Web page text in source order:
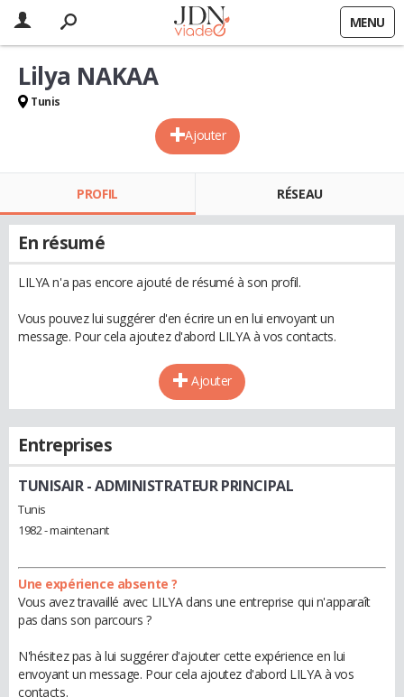
MENU
Ajouter
Lilya NAKAA
Tunis
PROFIL RÉSEAU
En résumé
LILYA n'a pas encore ajouté de résumé à son profil.
Vous pouvez lui suggérer d'en écrire un en lui envoyant un
message. Pour cela ajoutez d'abord LILYA à vos contacts.
Ajouter
Entreprises
TUNISAIR- ADMINISTRATEUR PRINCIPAL
Tunis
1982 - maintenant
Une expérience absente ?
Vous avez travaillé avec LILYA dans une entreprise qui n'apparaît
pas dans son parcours ?
N'hésitez pas à lui suggérer d'ajouter cette expérience en lui
envoyant un message. Pour cela ajoutez d'abord LILYA à vos
contacts.